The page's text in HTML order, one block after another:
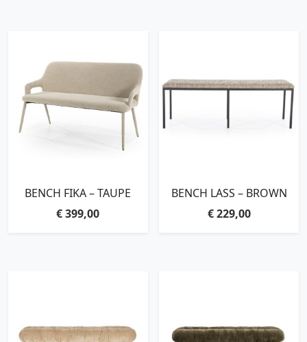
BENCH FIKA – TAUPE
€399,00
BENCH LASS – BROWN
€229,00